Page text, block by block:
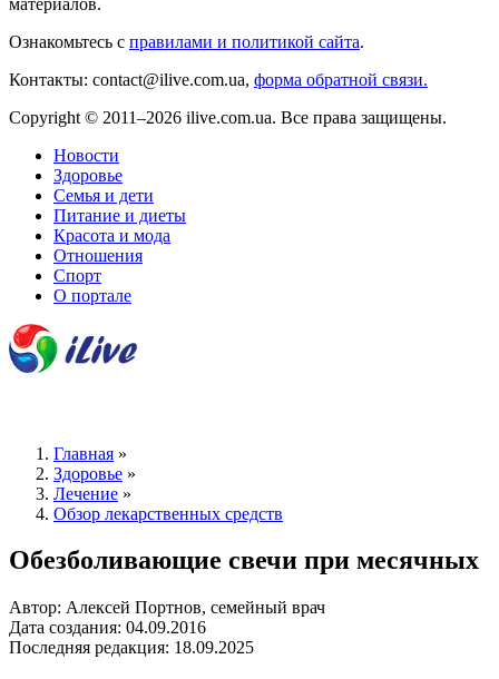
материалов.
Ознакомьтесь с правилами и политикой сайта.
Контакты: contact@ilive.com.ua, форма обратной связи.
Copyright © 2011–2026 ilive.com.ua. Все права защищены.
Новости
Здоровье
Семья и дети
Питание и диеты
Красота и мода
Отношения
Спорт
О портале
Главная »
Здоровье »
Лечение »
Обзор лекарственных средств
Обезболивающие свечи при месячных
Автор: Алексей Портнов, семейный врач
Дата создания: 04.09.2016
Последняя редакция: 18.09.2025